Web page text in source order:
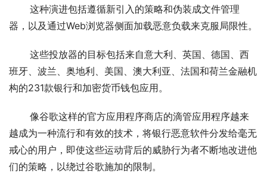
器，以及通过Web浏览器侧面加载恶意负载来克服局限性。
班牙、波兰、奥地利、美国、澳大利亚、法国和荷兰金融机
构的231款银行和加密货币钱包应用。
越成为一种流行和有效的技术，将银行恶意软件分发给毫无
戒心的用户，即使这些运动背后的威胁行为者不断地改进他
们的策略，以绕过谷歌施加的限制。